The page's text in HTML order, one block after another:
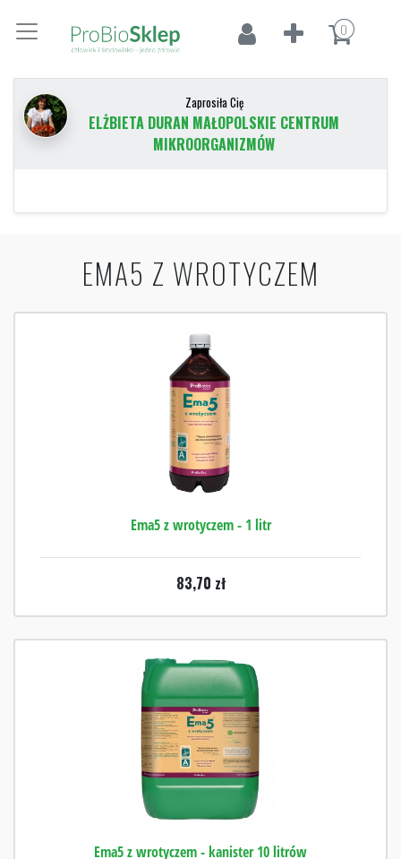
0
Zaprosiła Cię
ELŻBIETA DURAN MAŁOPOLSKIE CENTRUM
MIKROORGANIZMÓW
EMA5 Z WROTYCZEM
Ema5 z wrotyczem - 1 litr
83,70 zł
Ema5 z wrotyczem - kanister 10 litrów